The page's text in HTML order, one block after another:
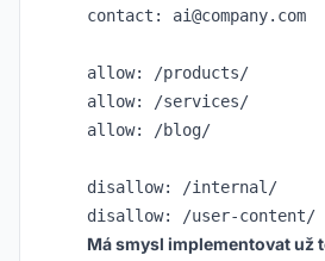
contact: ai@company.com
allow: /products/
allow: /services/
allow: /blog/
disallow: /internal/
Má smysl implementovat už